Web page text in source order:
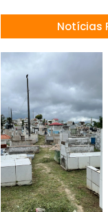
Notícias